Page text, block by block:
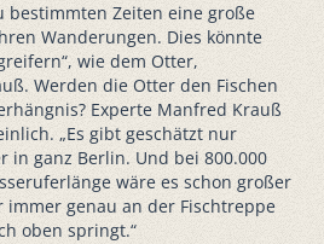
bestimmten Zeiten eine große
Wanderungen. Dies könnte
wie dem Otter,
Werden die Otter den Fischen
Experte Manfred Krauß
„Es gibt geschätzt nur
in ganz Berlin. Und bei 800.000
wäre es schon großer
genau an der Fischtreppe
oben springt.“